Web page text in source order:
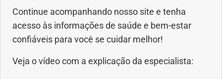
Continue acompanhando nosso site e tenha
acesso às informações de saúde e bem-estar
confiáveis para você se cuidar melhor!
Veja o vídeo com a explicação da especialista: